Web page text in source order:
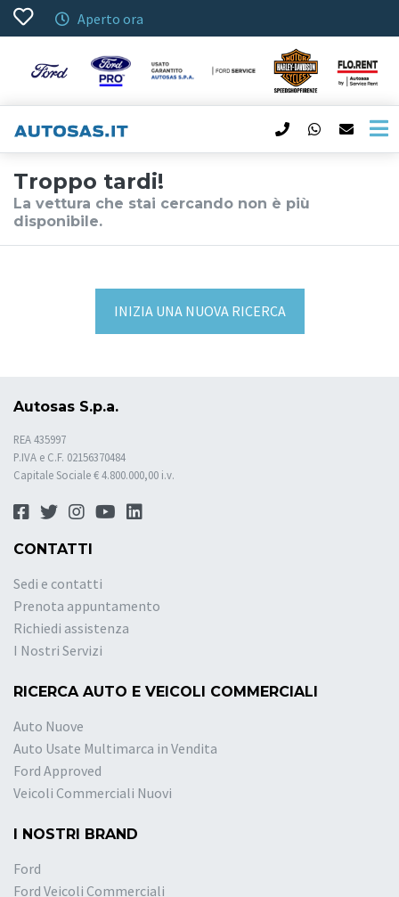
Aperto ora
Troppo tardi!
La vettura che stai cercando non è più
disponibile.
INIZIA UNA NUOVA RICERCA
Autosas S.p.a.
REA 435997
P.IVA e C.F. 02156370484
Capitale Sociale € 4.800.000,00 i.v.
CONTATTI
Sedi e contatti
Prenota appuntamento
Richiedi assistenza
I Nostri Servizi
RICERCA AUTO E VEICOLI COMMERCIALI
Auto Nuove
Auto Usate Multimarca in Vendita
Ford Approved
Veicoli Commerciali Nuovi
I NOSTRI BRAND
Ford
Ford Veicoli Commerciali